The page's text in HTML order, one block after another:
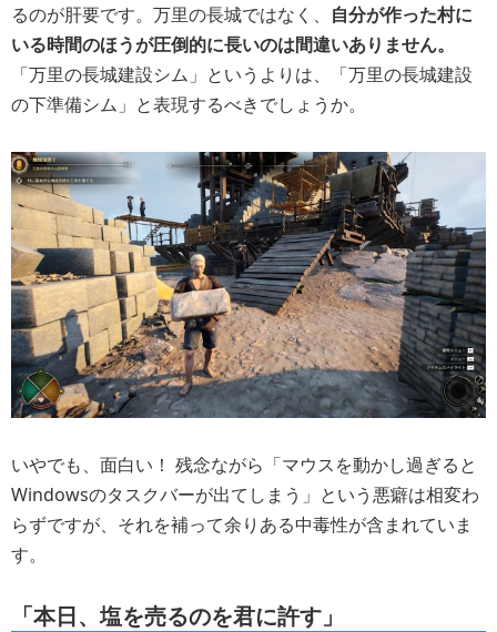
るのが肝要です。万里の長城ではなく、 自分が作った村に
いる時間のほうが圧倒的に長いのは間違いありません。
「万里の長城建設シム」というよりは、「万里の長城建設
の下準備シム」と表現するべきでしょうか。
いやでも、面白い！ 残念ながら「マウスを動かし過ぎると
Windowsのタスクバーが出てしまう」という悪癖は相変わ
らずですが、それを補って余りある中毒性が含まれていま
す。
「本日、塩を売るのを君に許す」